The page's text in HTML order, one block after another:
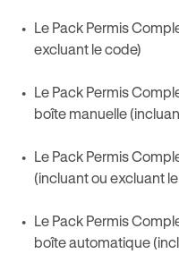
Le Pack Permis
excluant le code)
Le Pack Permis
boîte manuelle
Le Pack Permis
(incluant ou excluant
Le Pack Permis
boîte automatique